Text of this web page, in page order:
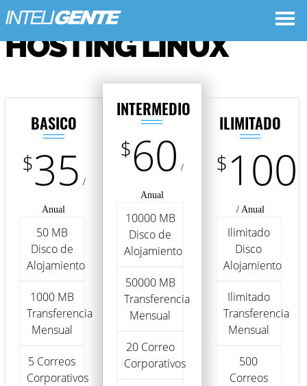
HOSTING LINUX
BASICO
$35 /
Anual
50 MB
Disco de
Alojamiento
1000 MB
Transferencia
Mensual
5 Correos
Corporativos
INTERMEDIO
$60 /
Anual
10000 MB
Disco de
Alojamiento
50000 MB
Transferencia
Mensual
20 Correo
Corporativos
ILIMITADO
$100
/ Anual
Ilimitado
Disco
Alojamiento
Ilimitado
Transferencia
Mensual
500
Correos